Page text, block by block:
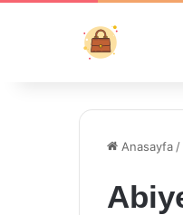
Anasayfa /